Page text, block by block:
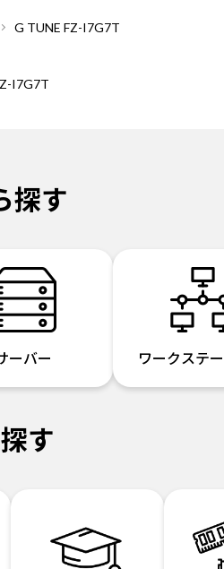
G TUNE FZ-I7G7T
I7G7T
探す
ーバー ワークステ
す